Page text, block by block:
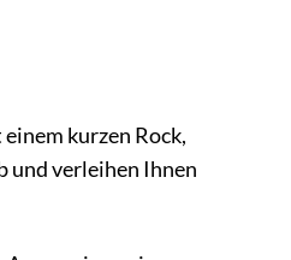
kurzen Rock,
und verleihen Ihnen